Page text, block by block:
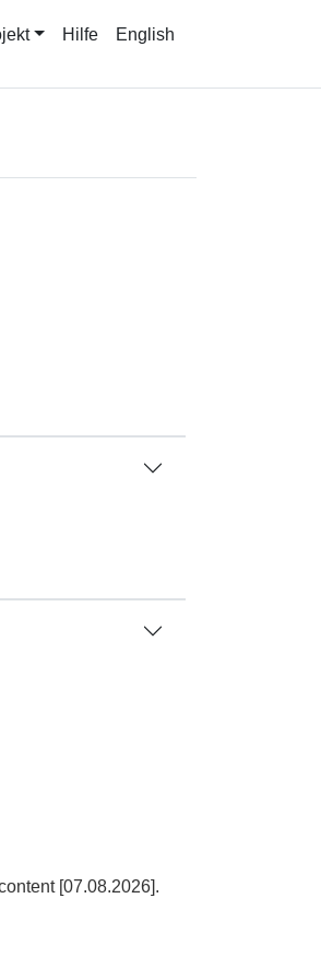
Hilfe English
[07.08.2026].